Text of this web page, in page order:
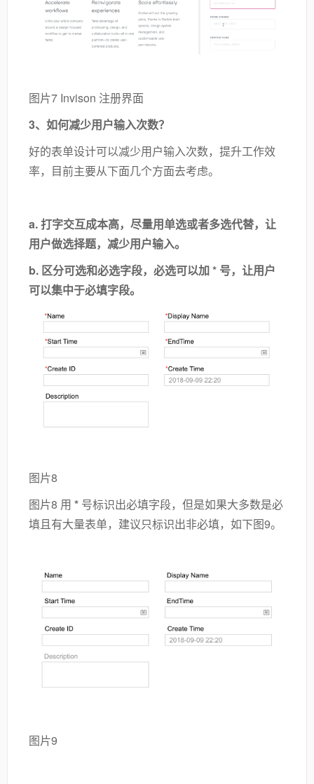
图片7 Invison 注册界面
3、如何减少用户输入次数？
好的表单设计可以减少用户输入次数，提升工作效
率，目前主要从下面几个方面去考虑。
a. 打字交互成本高，尽量用单选或者多选代替，让
用户做选择题，减少用户输入。
b. 区分可选和必选字段，必选可以加 * 号，让用户
可以集中于必填字段。
图片8
图片8 用 * 号标识出必填字段，但是如果大多数是必
填且有大量表单，建议只标识出非必填，如下图9。
图片9